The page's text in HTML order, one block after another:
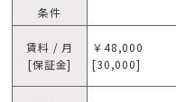
条件
賃料 / 月
[保証金]
￥48,000
[30,000]